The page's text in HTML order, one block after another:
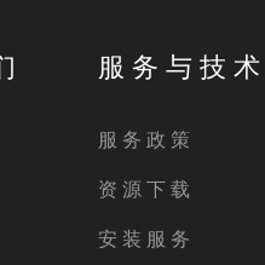
服 务 与 技 术
服 务 政 策
资 源 下 载
安 装 服 务